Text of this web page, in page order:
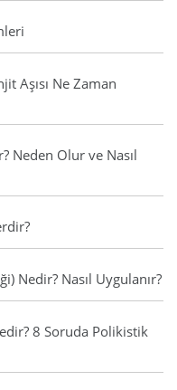
Aşısı Ne Zaman
Neden Olur ve Nasıl
Nedir? Nasıl Uygulanır?
8 Soruda Polikistik